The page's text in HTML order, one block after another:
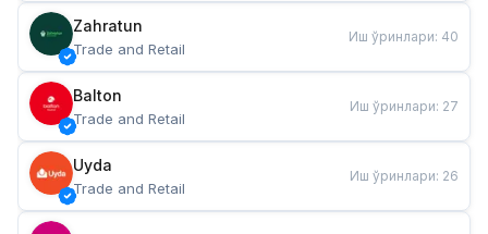
Zahratun
Trade and Retail
Иш ўринлари: 40
Balton
Trade and Retail
Иш ўринлари: 27
Uyda
Trade and Retail
Иш ўринлари: 26